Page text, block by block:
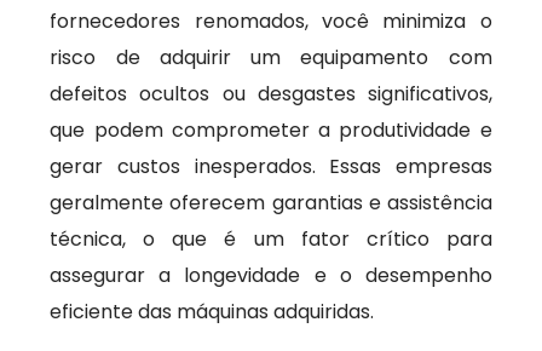
fornecedores renomados, você minimiza o
risco de adquirir um equipamento com
defeitos ocultos ou desgastes significativos,
que podem comprometer a produtividade e
gerar custos inesperados. Essas empresas
geralmente oferecem garantias e assistência
técnica, o que é um fator crítico para
assegurar a longevidade e o desempenho
eficiente das máquinas adquiridas.